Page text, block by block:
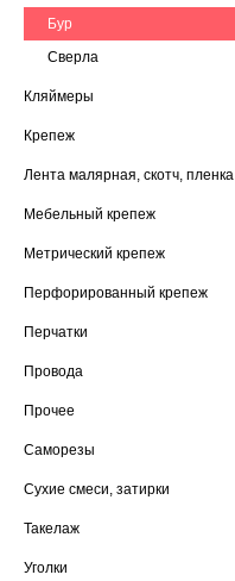
Бур
Сверла
Кляймеры
Крепеж
Лента малярная, скотч, пленка
Мебельный крепеж
Метрический крепеж
Перфорированный крепеж
Перчатки
Провода
Прочее
Саморезы
Сухие смеси, затирки
Такелаж
Уголки